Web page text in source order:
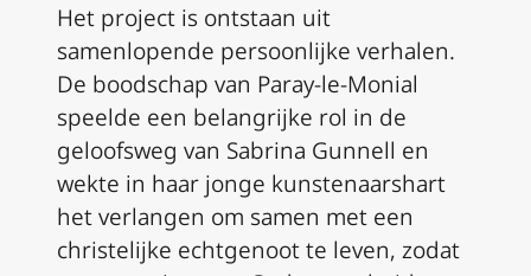
Het project is ontstaan uit
samenlopende persoonlijke verhalen.
De boodschap van Paray-le-Monial
speelde een belangrijke rol in de
geloofsweg van Sabrina Gunnell en
wekte in haar jonge kunstenaarshart
het verlangen om samen met een
christelijke echtgenoot te leven, zodat